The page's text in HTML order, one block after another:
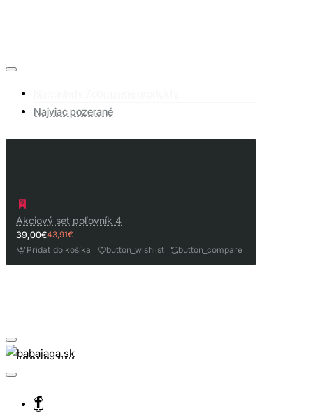
Najviac pozerané
Akciový set poľovník 4
39,00€43,91€
Pridať do košíka button_wishlist button_compare